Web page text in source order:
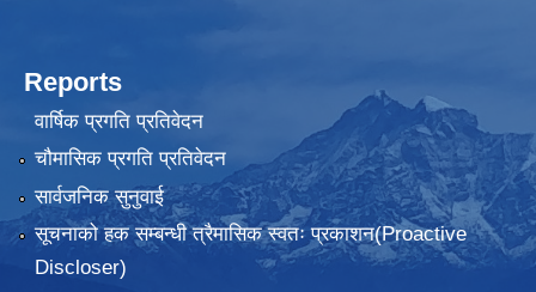
Reports
वार्षिक प्रगति प्रतिवेदन
चौमासिक प्रगति प्रतिवेदन
सार्वजनिक सुनुवाई
सूचनाको हक सम्बन्धी त्रैमासिक स्वतः प्रकाशन(Proactive
Discloser)